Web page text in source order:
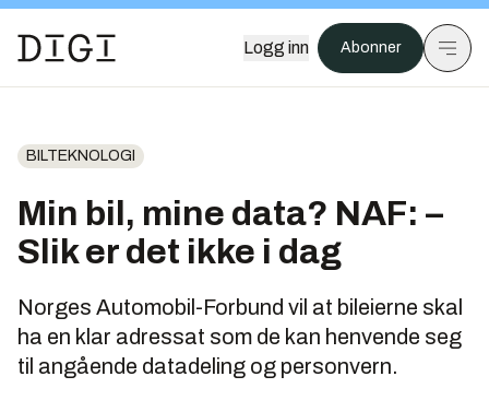
Logg inn Abonner
BILTEKNOLOGI
Min bil, mine data? NAF: –
Slik er det ikke i dag
Norges Automobil-Forbund vil at bileierne skal
ha en klar adressat som de kan henvende seg
til angående datadeling og personvern.